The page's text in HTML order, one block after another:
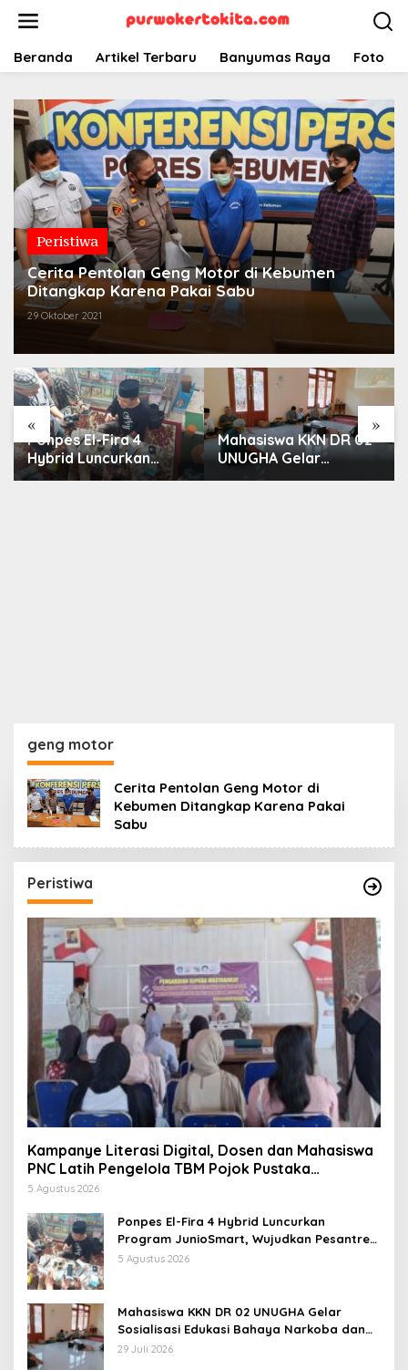
Beranda Artikel Terbaru Banyumas Raya Foto
Peristiwa
Cerita Pentolan Geng Motor di Kebumen
Ditangkap Karena Pakai Sabu
29 Oktober 2021
« »
Ponpes El-Fira 4
Hybrid Luncurkan
Program JunioSmart,
Mahasiswa KKN DR 02
UNUGHA Gelar
geng motor
Cerita Pentolan Geng Motor di
Kebumen Ditangkap Karena Pakai
Sabu
Peristiwa
Kampanye Literasi Digital, Dosen dan Mahasiswa
PNC Latih Pengelola TBM Pojok Pustaka
Majenang Produksi Konten Medsos
5 Agustus 2026
Ponpes El-Fira 4 Hybrid Luncurkan
Program JunioSmart, Wujudkan Pesantren
Digital
5 Agustus 2026
Mahasiswa KKN DR 02 UNUGHA Gelar
Sosialisasi Edukasi Bahaya Narkoba dan
Tanggap Ular di Masjid Fathurrahman
29 Juli 2026